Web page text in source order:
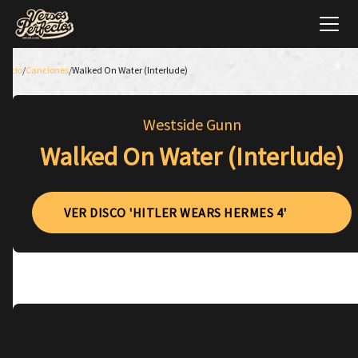
Inicio/Canciones/Walked On Water (Interlude)
Westside Gunn
Walked On Water (Interlude)
VER DISCO 'HITLER WEARS HERMES 4'